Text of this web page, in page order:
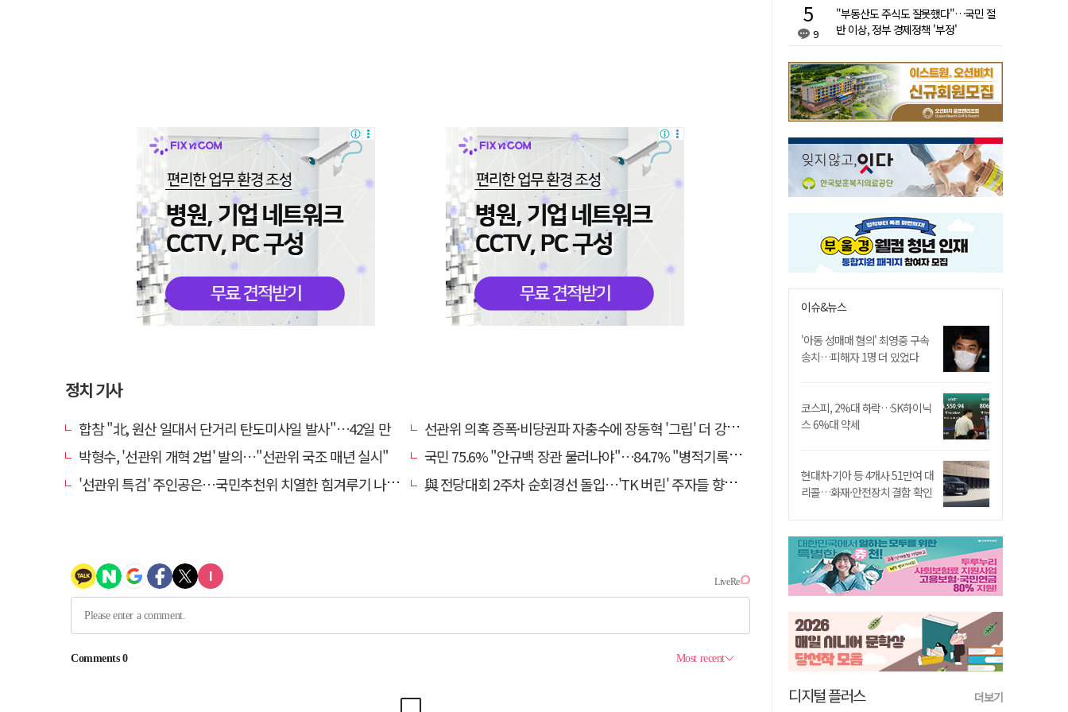
정치 기사
합참 "北, 원산 일대서 단거리 탄도미사일 발사"…42일 만
선관위 의혹 증폭·비당권파 자충수에 장동혁 '그립' 더 강해졌다
박형수, '선관위 개혁 2법' 발의…"선관위 국조 매년 실시"
국민 75.6% "안규백 장관 물러나야"…84.7% "병적기록부 공개해야"
'선관위 특검' 주인공은…국민추천위 치열한 힘겨루기 나설 듯
與 전당대회 2주차 순회경선 돌입…'TK 버린' 주자들 향배는?
9
"부동산도 주식도 잘못했다"…국민 절
반 이상, 정부 경제정책 '부정'
이슈&뉴스
'아동 성매매 혐의' 최영중 구속
송치…피해자 1명 더 있었다
코스피, 2%대 하락…SK하이닉
스 6%대 약세
현대차·기아 등 4개사 51만여 대
리콜…화재·안전장치 결함 확인
디지털 플러스 더보기